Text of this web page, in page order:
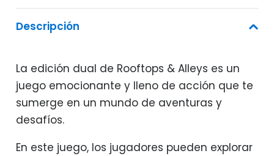
Descripción
La edición dual de Rooftops & Alleys es un
juego emocionante y lleno de acción que te
sumerge en un mundo de aventuras y
desafíos.
En este juego, los jugadores pueden explorar